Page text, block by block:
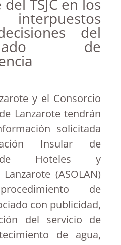
TSJC en los
interpuestos
del
de
y el Consorcio
Lanzarote tendrán
solicitada
Insular de
de Hoteles y
(ASOLAN)
de
con publicidad,
del servicio de
de agua,